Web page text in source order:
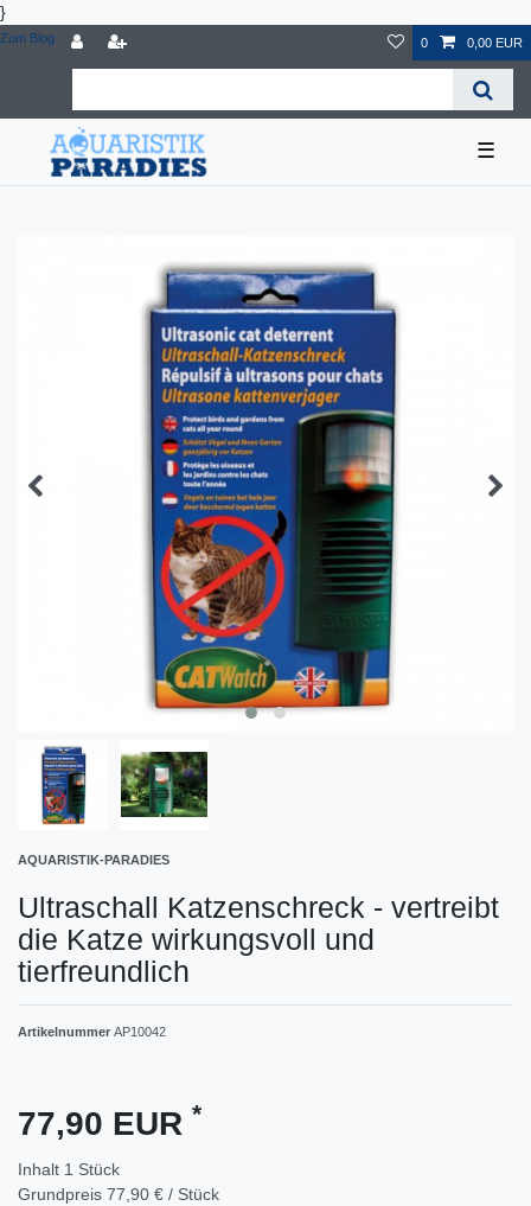
}
Zum Blog 0 0,00 EUR
☰
AQUARISTIK-PARADIES
Ultraschall Katzenschreck - vertreibt
die Katze wirkungsvoll und
tierfreundlich
Artikelnummer AP10042
77,90 EUR *
Inhalt 1 Stück
Grundpreis 77,90 € / Stück